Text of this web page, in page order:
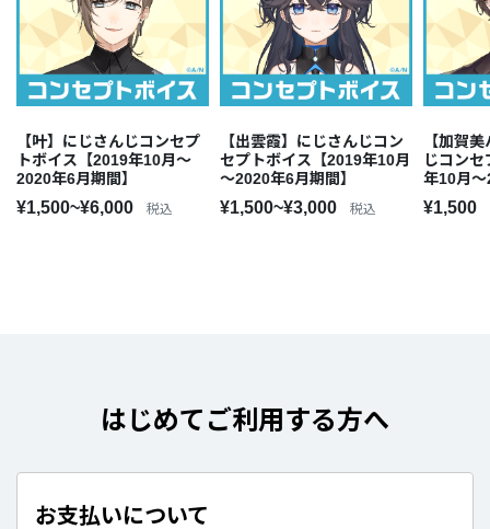
【叶】にじさんじコンセプ
トボイス【2019年10月～
2020年6月期間】
¥1,500~¥6,000 税込
【出雲霞】にじさんじコン
セプトボイス【2019年10月
～2020年6月期間】
¥1,500~¥3,000 税込
【加賀
じコン
年10月
¥1,500
はじめてご利用する方へ
お支払いについて